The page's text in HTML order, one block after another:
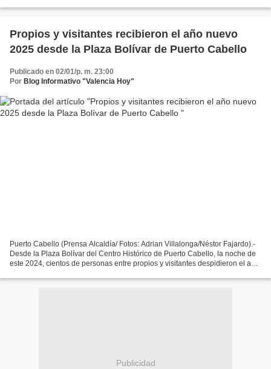
Propios y visitantes recibieron el año nuevo
2025 desde la Plaza Bolívar de Puerto Cabello
Publicado en 02/01/p. m. 23:00
Por Blog Informativo "Valencia Hoy"
Puerto Cabello (Prensa Alcaldía/ Fotos: Adrian Villalonga/Néstor Fajardo).-
Desde la Plaza Bolívar del Centro Histórico de Puerto Cabello, la noche de
este 2024, cientos de personas entre propios y visitantes despidieron el año
Publicidad